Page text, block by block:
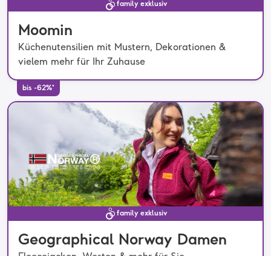
family exklusiv
Moomin
Küchenutensilien mit Mustern, Dekorationen &
vielem mehr für Ihr Zuhause
bis -62%*
family exklusiv
Geographical Norway Damen